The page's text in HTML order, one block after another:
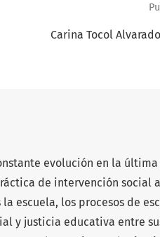
Carina Tocol Alvarado
evolución en la
de intervención social
la escuela, los procesos de
y justicia educativa entre